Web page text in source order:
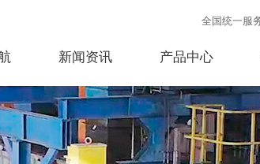
全国统一服
新闻资讯 产品中心